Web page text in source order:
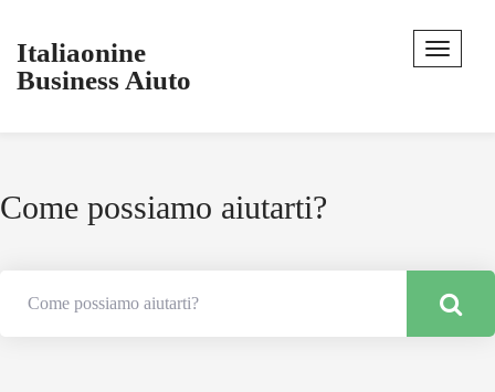
Italiaonine
Business Aiuto
Come possiamo aiutarti?